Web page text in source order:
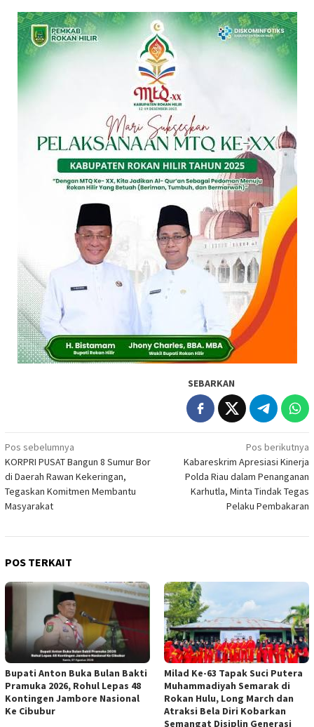
SEBARKAN
Navigasi
pos
Pos sebelumnya
KORPRI PUSAT Bangun 8 Sumur Bor
di Daerah Rawan Kekeringan,
Tegaskan Komitmen Membantu
Masyarakat
Pos berikutnya
Kabareskrim Apresiasi Kinerja
Polda Riau dalam Penanganan
Karhutla, Minta Tindak Tegas
Pelaku Pembakaran
POS TERKAIT
Bupati Anton Buka Bulan Bakti
Pramuka 2026, Rohul Lepas 48
Kontingen Jambore Nasional
Ke Cibubur
Milad Ke-63 Tapak Suci Putera
Muhammadiyah Semarak di
Rokan Hulu, Long March dan
Atraksi Bela Diri Kobarkan
Semangat Disiplin Generasi